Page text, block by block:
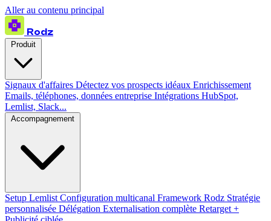
Aller au contenu principal
Rodz
Signaux d'affaires Détectez vos prospects idéaux Enrichissement
Emails, téléphones, données entreprise Intégrations HubSpot,
Lemlist, Slack...
Setup Lemlist Configuration multicanal Framework Rodz Stratégie
personnalisée Délégation Externalisation complète Retarget +